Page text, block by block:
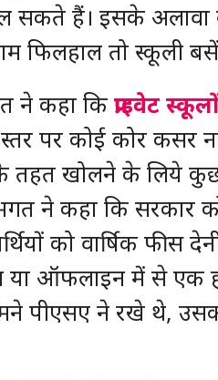
सकते हैं। इसके
फिलहाल तो स्कूली बसें
ने कहा कि प्राइवेट
पर कोई कोर कसर
तहत खोलने के लिये
ने कहा कि सरकार
को वार्षिक फीस
ऑफलाइन में से एक
पीएसए ने रखे थे,